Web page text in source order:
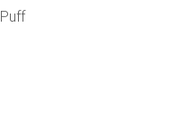
Puff